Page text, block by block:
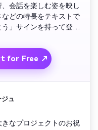
会話を楽しむ姿を映し
どの特長をテキストで
」サインを持って登
for Free ↗
ュ
なプロジェクトのお祝